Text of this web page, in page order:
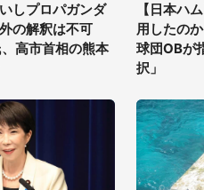
しプロパガンダ
の解釈は不可
高市首相の熊本
【日本ハ
用したの
球団OBが
択」